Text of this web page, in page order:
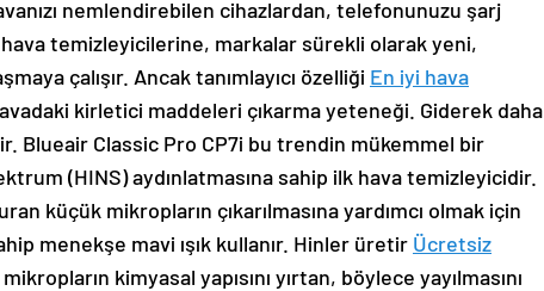
nemlendirebilen cihazlardan, telefonunuzu şarj
temizleyicilerine, markalar sürekli olarak yeni,
çalışır. Ancak tanımlayıcı özelliği En iyi hava
kirletici maddeleri çıkarma yeteneği. Giderek daha
Blueair Classic Pro CP7i bu trendin mükemmel bir
(HINS) aydınlatmasına sahip ilk hava temizleyicidir.
küçük mikropların çıkarılmasına yardımcı olmak için
menekşe mavi ışık kullanır. Hinler üretir Ücretsiz
kimyasal yapısını yırtan, böylece yayılmasını